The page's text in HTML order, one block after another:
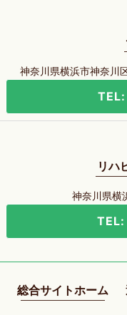
神奈川県横浜市神奈川
リハ
神奈川県横
総合サイトホーム